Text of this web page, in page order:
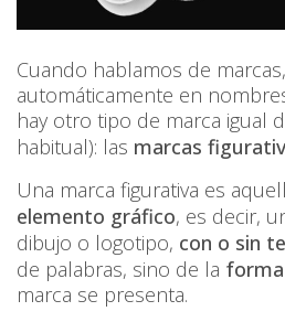
Cuando hablamos de
automáticamente en
hay otro tipo de marca igual
habitual): las marcas
Una marca figurativa es
elemento gráfico, es decir,
dibujo o logotipo, con o sin
de palabras, sino de la
marca se presenta.